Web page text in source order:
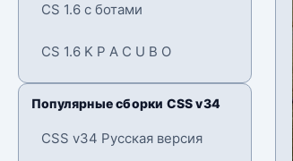
CS 1.6 с ботами
CS 1.6 K P A C U B O
Популярные сборки CSS v34
CSS v34 Русская версия